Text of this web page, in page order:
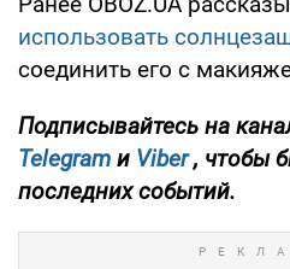
использовать
соединить его с
Подписывайтесь на
Telegram и Viber , чтобы
последних событий.